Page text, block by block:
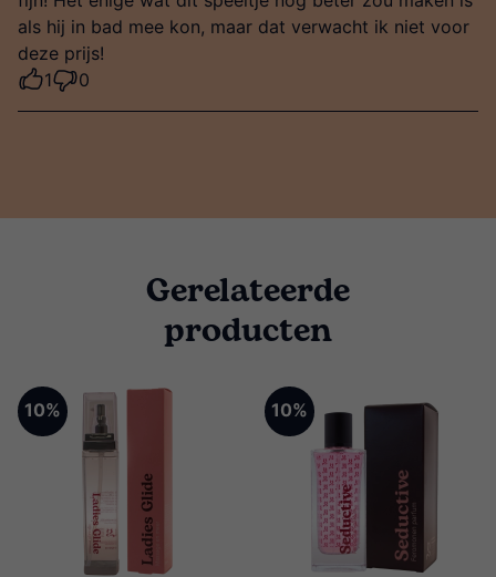
als hij in bad mee kon, maar dat verwacht ik niet voor
deze prijs!
1
0
Gerelateerde
producten
10% 10%